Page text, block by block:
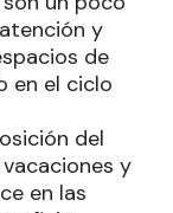
y
de
en el ciclo
del
y
en las